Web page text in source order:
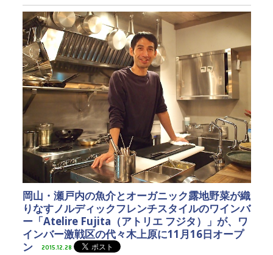
岡山・瀬戸内の魚介とオーガニック露地野菜が織
りなすノルディックフレンチスタイルのワインバ
ー「Atelire Fujita（アトリエ フジタ）」が、ワ
インバー激戦区の代々木上原に11月16日オープ
ン
2015.12.28